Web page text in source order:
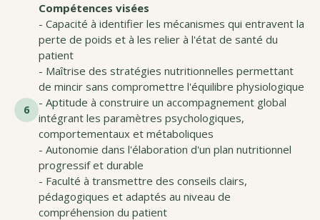
6
Compétences visées
- Capacité à identifier les mécanismes qui entravent la
perte de poids et à les relier à l'état de santé du
patient
- Maîtrise des stratégies nutritionnelles permettant
de mincir sans compromettre l'équilibre physiologique
- Aptitude à construire un accompagnement global
intégrant les paramètres psychologiques,
comportementaux et métaboliques
- Autonomie dans l'élaboration d'un plan nutritionnel
progressif et durable
- Faculté à transmettre des conseils clairs,
pédagogiques et adaptés au niveau de
compréhension du patient